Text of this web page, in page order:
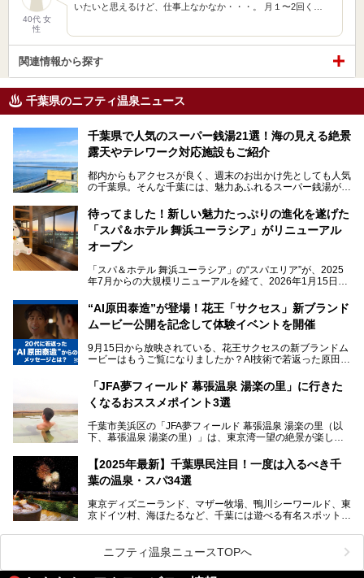
40代 女
性
いたいと思えるけど、仕事上なかなか・・・。 月１〜2回く…
関連情報から探す
千葉県のニフティ温泉ニュース
千葉県で人気のスーパー銭湯21選！海の見える絶景
露天やテレワーク対応施設もご紹介
都内からもアクセスが良く、週末のお出かけ先としても人気
の千葉県。そんな千葉には、魅力あふれるスーパー銭湯がた
「サウナでしっかりととのいたい」「海が見える絶景で非日
常を味わいたい」「子連れでも気兼ねなく1日過ごした
い」。
そんな多様なニーズに応える施設が揃っているため、その日
の目的に合った施設がきっと見つかるはずです。
さらに最近では、24時間営業で深夜まで滞在できる施設
や、テレワーク・コワーキングスペースを備えた仕事もでき
るスパも増えており、ただの入浴施設にとどまらない進化を
本記事では、人気スーパー銭湯から絶景施設、コワーキング
スペースや休憩スペースが充実した施設、子連れファミリー
向けの施設など、目的に合わせたおすすめの施設を紹介しま
す。
ださい。
待ってました！新しい魅力たっぷりの進化を遂げた
「スパ＆ホテル 舞浜ユーラシア」がリニューアル
オープン
「スパ＆ホテル 舞浜ユーラシア」の“スパエリア”が、2025
年7月からの大規模リニューアルを経て、2026年1月15日
新設エリアや生まれ変わった浴場・サウナの魅力を、人気キ
ャラクター「ユーラシわん」と一緒にご紹介します。必見の
───
提供元：SPA＆HOTEL舞浜ユーラシア【PR】
です。
“AI原田泰造”が登場！花王「サクセス」新ブランド
ムービー公開を記念して体験イベントを開催
9月15日から放映されている、花王サクセスの新ブランドム
ービーはもうご覧になりましたか？AI技術で若返った原田泰
伝えるムービーです。公開を記念して、スパメッツァおおた
か竜泉寺の湯にて体験イベントを開催。花王サクセスの製品
が無料で試せるチャンスです！
提供元：花王株式会社【PR】
この記事は花王株式会社商品のPRレポート記事です。
「JFA夢フィールド 幕張温泉 湯楽の里」に行きた
くなるおススメポイント3選
千葉市美浜区の「JFA夢フィールド 幕張温泉 湯楽の里（以
下、幕張温泉 湯楽の里）」は、東京湾一望の絶景が楽しめ
設備も天然温泉の露天風呂、サウナ、岩盤浴のほか、高濃度
炭酸泉、海の見えるお休み処や食事処、展望抜群の屋上ま
で、年代を問わずたっぷり楽しめます。
今回は人気のこの施設の中でも、特におススメしたい3つの
ポイントについて厳選してお届けします。読めばきっと、行
【2025年最新】千葉県民注目！一度は入るべき千
葉の温泉・スパ34選
東京ディズニーランド、マザー牧場、鴨川シーワールド、東
京ドイツ村、海ほたるなど、千葉には遊べる有名スポットが
県で生まれ、千葉県で育ち、つい最近まで千葉在住だった私
がお勧めする、一度は入るべき千葉の温泉・スパ34選をま
とめました。
ニフティ温泉ニュースTOPへ